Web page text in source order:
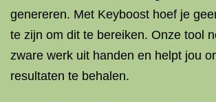
genereren. Met Keyboost hoef je
te zijn om dit te bereiken. Onze tool
zware werk uit handen en helpt jou
resultaten te behalen.